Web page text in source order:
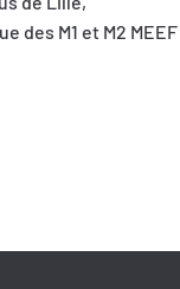
des M1 et M2 MEEF